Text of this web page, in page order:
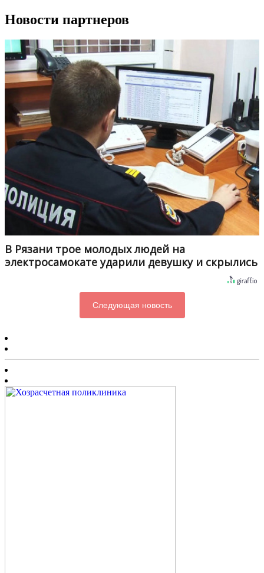
Новости партнеров
В Рязани трое молодых людей на
электросамокате ударили девушку и скрылись
Следующая новость